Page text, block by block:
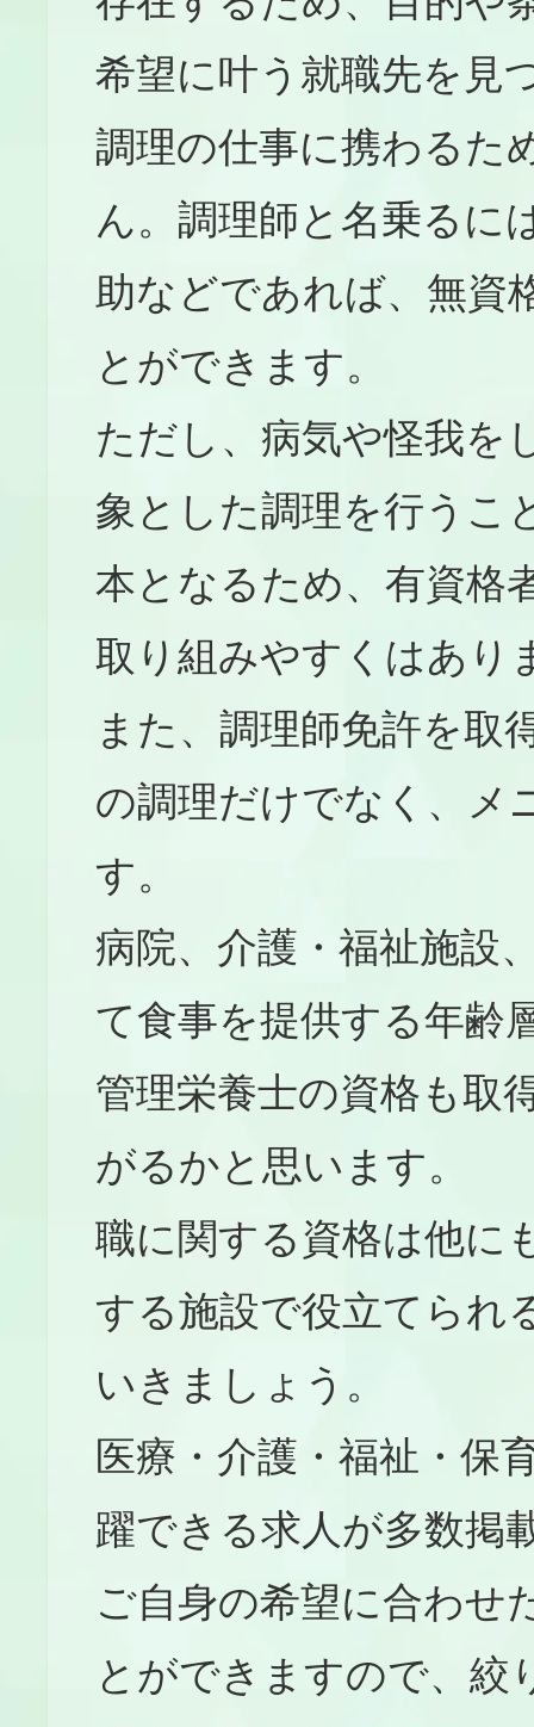
希望に叶う就職先を見
調理の仕事に携わるた
ん。調理師と名乗るに
助などであれば、無資
とができます。
ただし、病気や怪我を
象とした調理を行うこ
本となるため、有資格
取り組みやすくはあり
また、調理師免許を取
の調理だけでなく、メ
す。
病院、介護・福祉施設
て食事を提供する年齢
管理栄養士の資格も取
がるかと思います。
職に関する資格は他に
する施設で役立てられ
いきましょう。
医療・介護・福祉・保
躍できる求人が多数掲
ご自身の希望に合わせ
とができますので、絞